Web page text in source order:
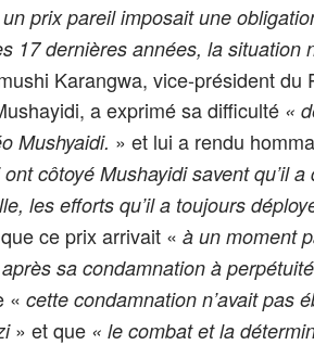
prix pareil imposait une
17 dernières années, la situation
Karangwa, vice-président du
a exprimé sa difficulté «
Mushyaidi. » et lui a rendu
côtoyé Mushayidi savent qu’il
les efforts qu’il a toujours
ce prix arrivait « à un moment
sa condamnation à
« cette condamnation n’avait pas
» et que « le combat et la